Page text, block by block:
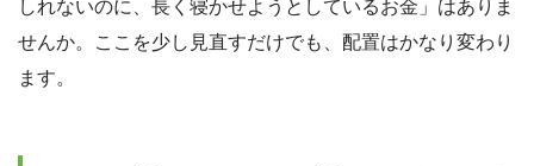
しれないのに、長く寝かせようとしているお金」はありま
せんか。ここを少し見直すだけでも、配置はかなり変わり
ます。